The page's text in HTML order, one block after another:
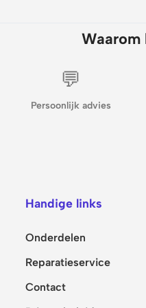
Waarom
💬
Persoonlijk advies
Handige links
Onderdelen
Reparatieservice
Contact